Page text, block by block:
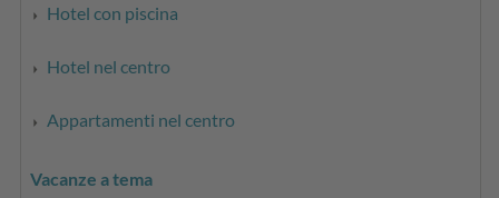
Hotel con piscina
Hotel nel centro
Appartamenti nel centro
Vacanze a tema